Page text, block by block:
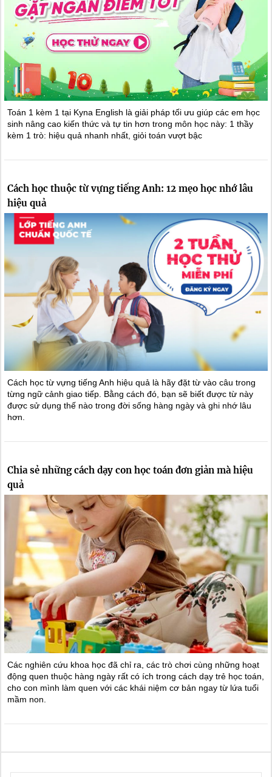
Toán 1 kèm 1 tại Kyna English là giải pháp tối ưu giúp các em học
sinh nâng cao kiến thức và tự tin hơn trong môn học này: 1 thầy
kèm 1 trò: hiệu quả nhanh nhất, giỏi toán vượt bậc
Cách học thuộc từ vựng tiếng Anh: 12 mẹo học nhớ lâu
hiệu quả
Cách học từ vựng tiếng Anh hiệu quả là hãy đặt từ vào câu trong
từng ngữ cảnh giao tiếp. Bằng cách đó, bạn sẽ biết được từ này
được sử dụng thế nào trong đời sống hàng ngày và ghi nhớ lâu
hơn.
Chia sẻ những cách dạy con học toán đơn giản mà hiệu
quả
Các nghiên cứu khoa học đã chỉ ra, các trò chơi cùng những hoạt
động quen thuộc hàng ngày rất có ích trong cách dạy trẻ học toán,
cho con mình làm quen với các khái niệm cơ bản ngay từ lứa tuổi
mầm non.